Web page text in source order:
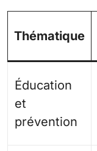
Thématique
Éducation
et
prévention